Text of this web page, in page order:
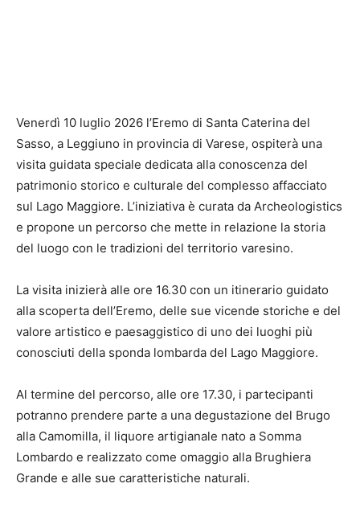
Venerdì 10 luglio 2026 l’Eremo di Santa Caterina del
Sasso, a Leggiuno in provincia di Varese, ospiterà una
visita guidata speciale dedicata alla conoscenza del
patrimonio storico e culturale del complesso affacciato
sul Lago Maggiore. L’iniziativa è curata da Archeologistics
e propone un percorso che mette in relazione la storia
del luogo con le tradizioni del territorio varesino.
La visita inizierà alle ore 16.30 con un itinerario guidato
alla scoperta dell’Eremo, delle sue vicende storiche e del
valore artistico e paesaggistico di uno dei luoghi più
conosciuti della sponda lombarda del Lago Maggiore.
Al termine del percorso, alle ore 17.30, i partecipanti
potranno prendere parte a una degustazione del Brugo
alla Camomilla, il liquore artigianale nato a Somma
Lombardo e realizzato come omaggio alla Brughiera
Grande e alle sue caratteristiche naturali.